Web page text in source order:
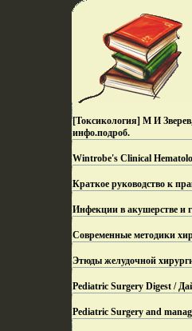
[Токсикология] М И
инфо.подроб.
Wintrobe's Clinical
Краткое руководство к
Инфекции в акушерстве и
Современные методики
Этюды желудочной
Pediatric Surgery Digest /
Pediatric Surgery and